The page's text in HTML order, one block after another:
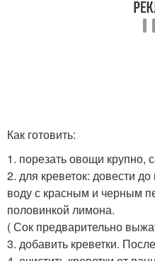
Как готовить:
1. порезать овощи крупно,
2. для креветок: довести
воду с красным и черным
половинкой лимона.
( Сок предварительно
3. добавить креветки.